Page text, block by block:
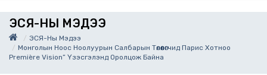
ЭСЯ-НЫ МЭДЭЭ
ЭСЯ-Ны Мэдээ
Монголын Ноос Ноолуурын Салбарын Төлөөлөгчид Парис Хотноо
Première Vision” Үзэсгэлэнд Оролцож Байна